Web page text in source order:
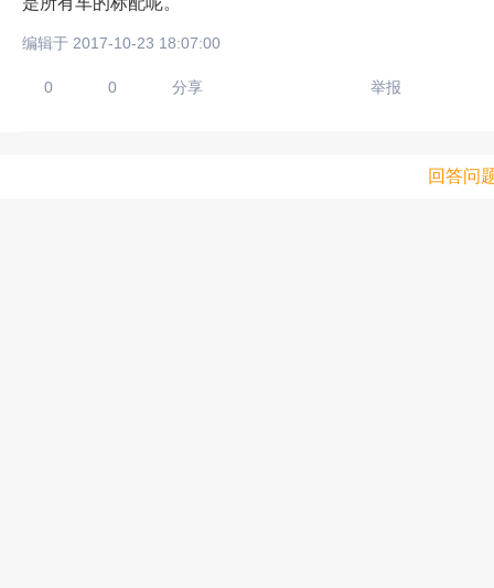
编辑于 2017-10-23 18:07:00
0 0 分享 举报
回答问